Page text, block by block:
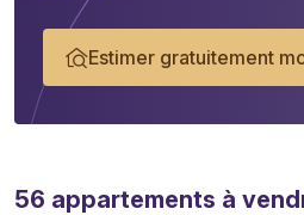
Estimer gratuitement
56 appartements à